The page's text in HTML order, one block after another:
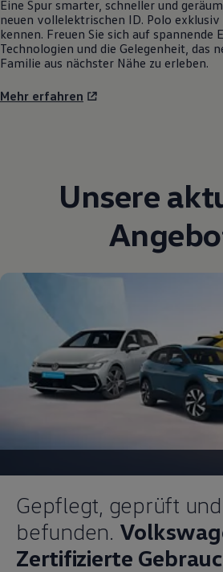
Eine Spur smarter, schneller und
neuen vollelektrischen ID. Polo exklusiv
kennen. Freuen Sie sich auf spannende
Technologien und die Gelegenheit, das
Familie aus nächster Nähe zu erleben.
Mehr erfahren
Unsere
Gepflegt, geprüft
befunden.
Zertifizierte